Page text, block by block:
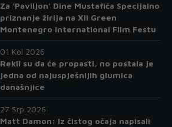
Za 'Paviljon' Dine Mustafića Specijalno
priznanje žirija na XII Green
Montenegro International Film Festu
01 Kol 2026
Rekli su da će propasti, no postala je
jedna od najuspješnijih glumica
današnjice
27 Srp 2026
Matt Damon: Iz čistog očaja napisali